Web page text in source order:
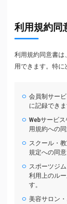
利用規約同
利用規約同意書は
用できます。特に
会員制サー
に記録できま
Webサービ
用規約への
スクール・
規定への同
スポーツジ
利用上のル
す。
美容サロン